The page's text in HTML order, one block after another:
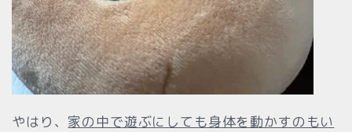
やはり、 家の中で遊ぶにしても身体を動かすのもい